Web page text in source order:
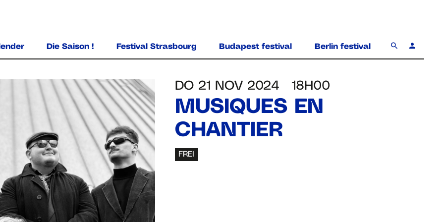
Die Saison ! Festival Strasbourg Budapest festival Berlin festival
DO 21 NOV 2024 18H00
MUSIQUES EN
CHANTIER
FREI